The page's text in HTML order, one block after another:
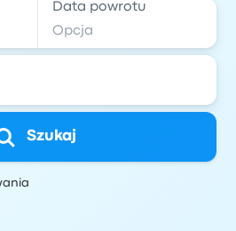
Data powrotu
Szukaj